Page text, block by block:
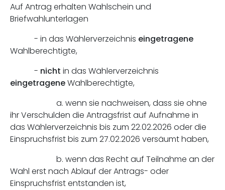
Auf Antrag erhalten Wahlschein und
Briefwahlunterlagen
- in das Wählerverzeichnis eingetragene
Wahlberechtigte,
- nicht in das Wählerverzeichnis
eingetrageneWahlberechtigte,
a. wenn sie nachweisen, dass sie ohne
ihr Verschulden die Antragsfrist auf Aufnahme in
das Wählerverzeichnis bis zum 22.02.2026 oder die
Einspruchsfrist bis zum 27.02.2026 versäumt haben,
b. wenn das Recht auf Teilnahme an der
Wahl erst nach Ablauf der Antrags- oder
Einspruchsfrist entstanden ist,